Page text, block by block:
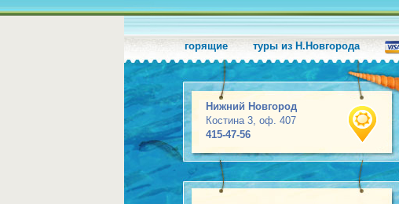
горящие туры из Н.Новгорода
Нижний Новгород
Костина 3, оф. 407
415-47-56